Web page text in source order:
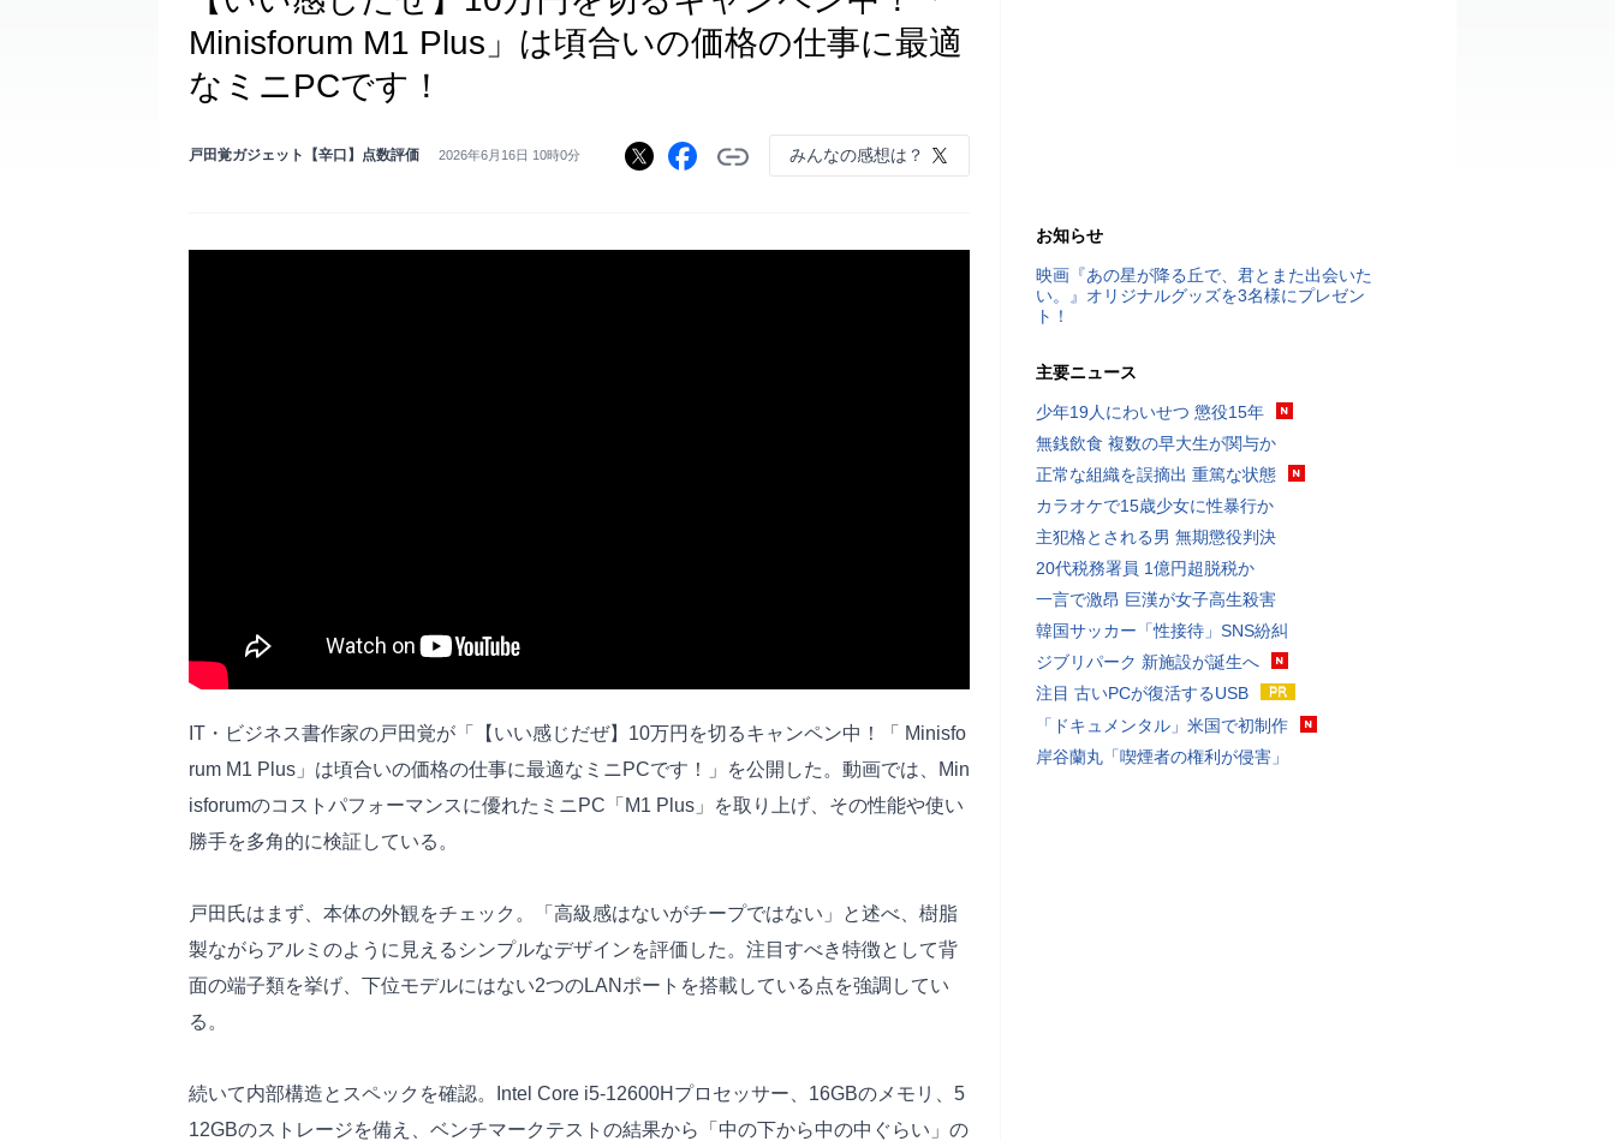
Minisforum M1 Plus」は頃合いの価格の仕事に最適
なミニPCです！
戸田覚ガジェット【辛口】点数評価 2026年6月16日 10時0分 みんなの感想は？
IT・ビジネス書作家の戸田覚が「【いい感じだぜ】10万円を切るキャンペン中！「 Minisfo
rum M1 Plus」は頃合いの価格の仕事に最適なミニPCです！」を公開した。動画では、Min
isforumのコストパフォーマンスに優れたミニPC「M1 Plus」を取り上げ、その性能や使い
勝手を多角的に検証している。
戸田氏はまず、本体の外観をチェック。「高級感はないがチープではない」と述べ、樹脂
製ながらアルミのように見えるシンプルなデザインを評価した。注目すべき特徴として背
面の端子類を挙げ、下位モデルにはない2つのLANポートを搭載している点を強調してい
る。
続いて内部構造とスペックを確認。Intel Core i5-12600Hプロセッサー、16GBのメモリ、5
12GBのストレージを備え、ベンチマークテストの結果から「中の下から中の中ぐらい」の
お知らせ
映画『あの星が降る丘で、君とまた出会いた
い。』オリジナルグッズを3名様にプレゼン
ト！
主要ニュース
少年19人にわいせつ 懲役15年
無銭飲食 複数の早大生が関与か
正常な組織を誤摘出 重篤な状態
カラオケで15歳少女に性暴行か
主犯格とされる男 無期懲役判決
20代税務署員 1億円超脱税か
一言で激昂 巨漢が女子高生殺害
韓国サッカー「性接待」SNS紛糾
ジブリパーク 新施設が誕生へ
注目 古いPCが復活するUSB
「ドキュメンタル」米国で初制作
岸谷蘭丸「喫煙者の権利が侵害」